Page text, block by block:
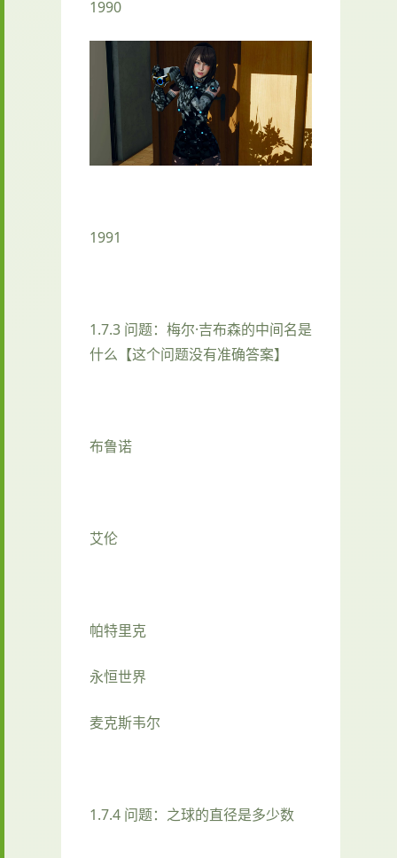
1990
1991
1.7.3 问题：梅尔·吉布森的中间名是
什么【这个问题没有准确答案】
布鲁诺
艾伦
帕特里克
永恒世界
麦克斯韦尔
1.7.4 问题：之球的直径是多少数